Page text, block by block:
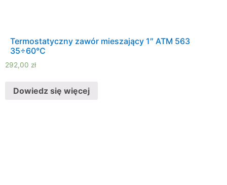
Termostatyczny zawór mieszający 1″ ATM 563
35÷60°C
292,00 zł
Dowiedz się więcej